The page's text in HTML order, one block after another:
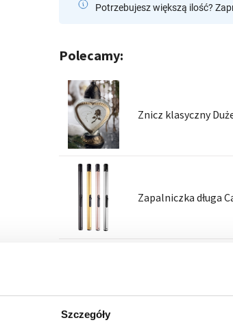
Szczegóły
Potrzebujesz większą ilość?
Polecamy:
Znicz klasyczny
Zapalniczka długa